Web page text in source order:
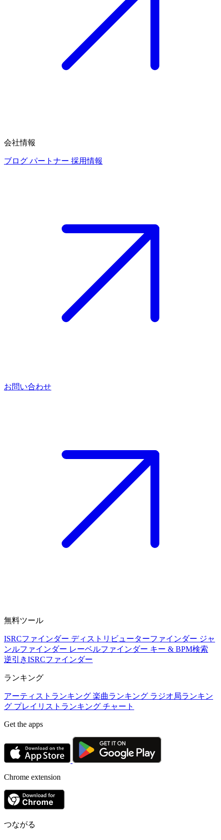
会社情報
ブログ パートナー 採用情報
お問い合わせ
無料ツール
ISRCファインダー ディストリビューターファインダー ジャ
ンルファインダー レーベルファインダー キー & BPM検索
逆引きISRCファインダー
ランキング
アーティストランキング 楽曲ランキング ラジオ局ランキン
グ プレイリストランキング チャート
Get the apps
Chrome extension
つながる